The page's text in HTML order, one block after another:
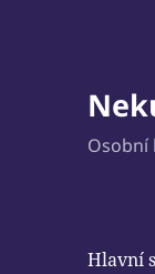
Osobní
Hlavní